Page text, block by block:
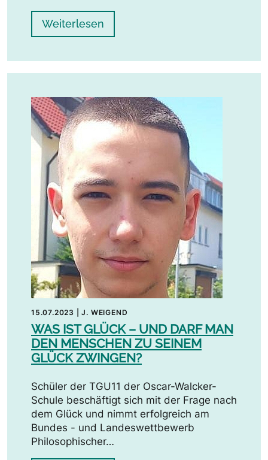
Weiterlesen
15.07.2023 |J. WEIGEND
WAS IST GLÜCK – UND DARF MAN
DEN MENSCHEN ZU SEINEM
GLÜCK ZWINGEN?
Schüler der TGU11 der Oscar-Walcker-
Schule beschäftigt sich mit der Frage nach
dem Glück und nimmt erfolgreich am
Bundes - und Landeswettbewerb
Philosophischer…